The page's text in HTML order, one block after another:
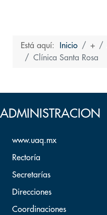
Está aquí: Inicio +
Clínica Santa Rosa
ADMINISTRACION
www.uaq.mx
Rectoría
Secretarías
Direcciones
Coordinaciones